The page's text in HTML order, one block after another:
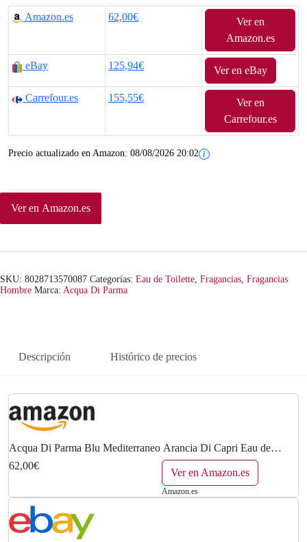
Amazon.es 62,00€
Ver en
Amazon.es
eBay 125,94€ Ver en eBay
Carrefour.es 155,55€
Ver en
Carrefour.es
Precio actualizado en Amazon: 08/08/2026 20:02
Ver en Amazon.es
SKU: 8028713570087 Categorías: Eau de Toilette, Fragancias, Fragancias
Hombre Marca: Acqua Di Parma
Descripción Histórico de precios
Acqua Di Parma Blu Mediterraneo Arancia Di Capri Eau de
Toilette Vaporizador 75 ml
62,00€
Ver en Amazon.es
Amazon.es